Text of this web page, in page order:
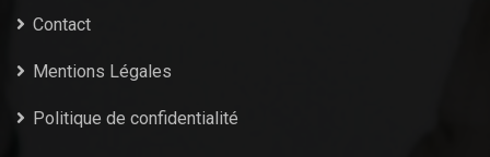
Contact
Mentions Légales
Politique de confidentialité